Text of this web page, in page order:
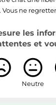
ne
les
et
Neutre